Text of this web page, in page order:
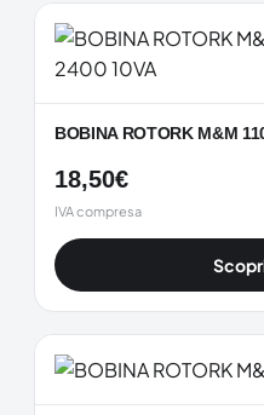
BOBINA ROTORK M&M
18,50€
IVA compresa